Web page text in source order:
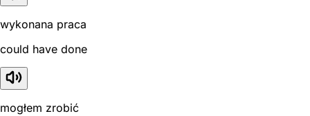
wykonana praca
could have done
mogłem zrobić